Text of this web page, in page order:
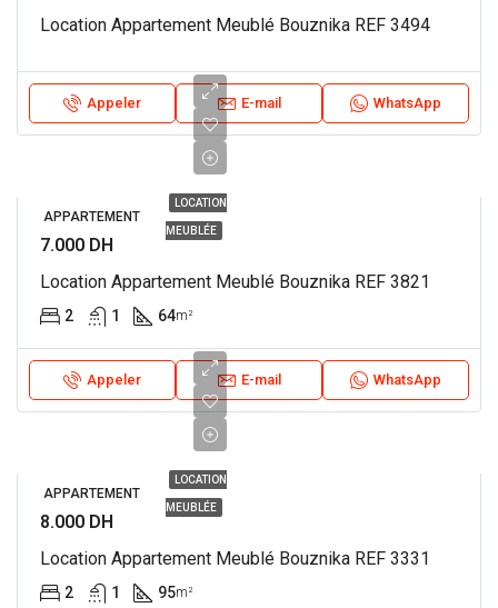
Location Appartement Meublé Bouznika REF 3494
Appeler E-mail WhatsApp
LOCATION
MEUBLÉE
APPARTEMENT
7.000 DH
Location Appartement Meublé Bouznika REF 3821
2 1 64m²
Appeler E-mail WhatsApp
LOCATION
MEUBLÉE
APPARTEMENT
8.000 DH
Location Appartement Meublé Bouznika REF 3331
2 1 95m²